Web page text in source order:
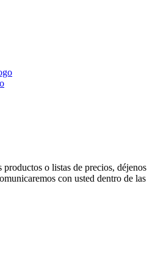
productos o listas de precios, déjenos
con usted dentro de las